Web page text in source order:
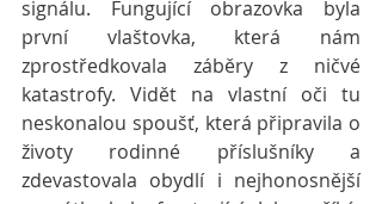
signálu. Fungující obrazovka byla
první vlaštovka, která nám
zprostředkovala záběry z ničvé
katastrofy. Vidět na vlastní oči tu
neskonalou spoušť, která připravila o
životy rodinné příslušníky a
zdevastovala obydlí i nejhonosnější